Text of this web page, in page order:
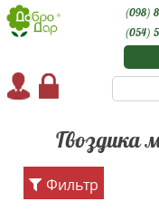
(098)
(054)
Гвоздика
Фильтр